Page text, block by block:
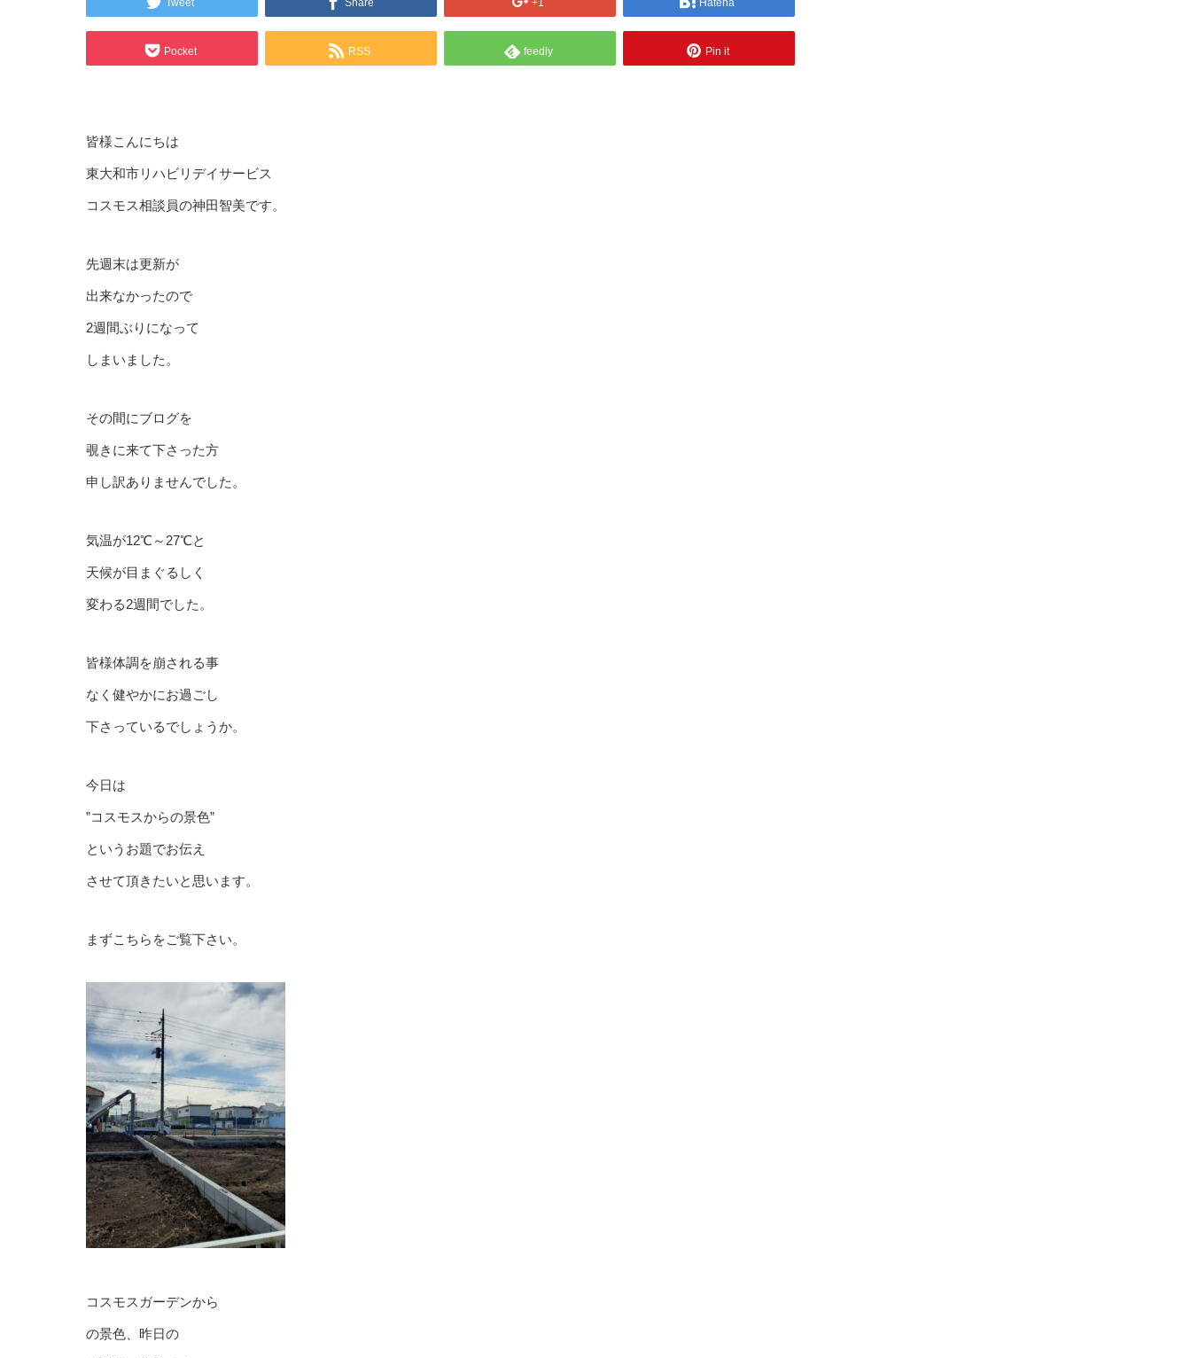
Tweet Share +1 Hatena
Pocket RSS feedly Pin it
皆様こんにちは
東大和市リハビリデイサービス
コスモス相談員の神田智美です。
先週末は更新が
出来なかったので
2週間ぶりになって
しまいました。
その間にブログを
覗きに来て下さった方
申し訳ありませんでした。
気温が12℃～27℃と
天候が目まぐるしく
変わる2週間でした。
皆様体調を崩される事
なく健やかにお過ごし
下さっているでしょうか。
今日は
”コスモスからの景色”
というお題でお伝え
させて頂きたいと思います。
まずこちらをご覧下さい。
コスモスガーデンから
の景色、昨日の